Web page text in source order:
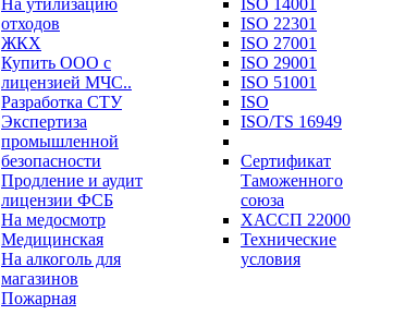
На утилизацию
отходов
ЖКХ
Купить ООО с
лицензией МЧС..
Разработка СТУ
Экспертиза
промышленной
безопасности
Продление и аудит
лицензии ФСБ
На медосмотр
Медицинская
На алкоголь для
магазинов
Пожарная
ISO 14001
ISO 22301
ISO 27001
ISO 29001
ISO 51001
ISO
ISO/TS 16949
Сертификат
Таможенного
союза
ХАССП 22000
Технические
условия